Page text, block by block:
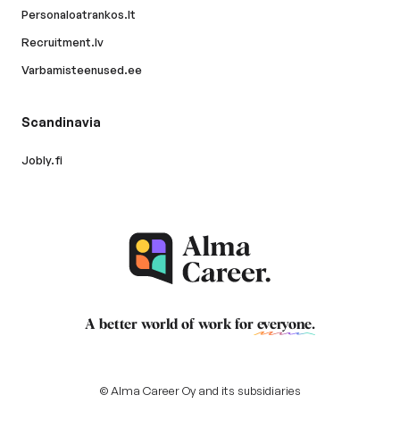
Personaloatrankos.lt
Recruitment.lv
Varbamisteenused.ee
Scandinavia
Jobly.fi
A better world of work for everyone.
© Alma Career Oy and its subsidiaries